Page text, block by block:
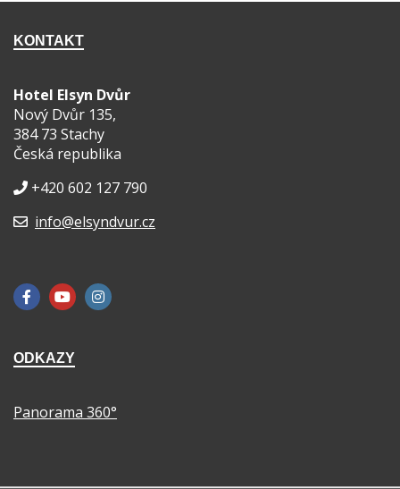
KONTAKT
Hotel Elsyn Dvůr
Nový Dvůr 135,
384 73 Stachy
Česká republika
+420 602 127 790
info@elsyndvur.cz
ODKAZY
Panorama 360°